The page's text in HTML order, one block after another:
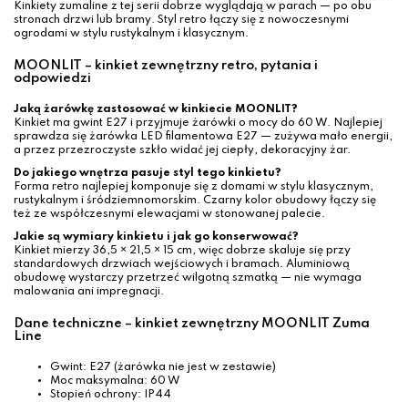
Kinkiety zumaline z tej serii dobrze wyglądają w parach — po obu
stronach drzwi lub bramy. Styl retro łączy się z nowoczesnymi
ogrodami w stylu rustykalnym i klasycznym.
MOONLIT – kinkiet zewnętrzny retro, pytania i
odpowiedzi
Jaką żarówkę zastosować w kinkiecie MOONLIT?
Kinkiet ma gwint E27 i przyjmuje żarówki o mocy do 60 W. Najlepiej
sprawdza się żarówka LED filamentowa E27 — zużywa mało energii,
a przez przezroczyste szkło widać jej ciepły, dekoracyjny żar.
Do jakiego wnętrza pasuje styl tego kinkietu?
Forma retro najlepiej komponuje się z domami w stylu klasycznym,
rustykalnym i śródziemnomorskim. Czarny kolor obudowy łączy się
też ze współczesnymi elewacjami w stonowanej palecie.
Jakie są wymiary kinkietu i jak go konserwować?
Kinkiet mierzy 36,5 × 21,5 × 15 cm, więc dobrze skaluje się przy
standardowych drzwiach wejściowych i bramach. Aluminiową
obudowę wystarczy przetrzeć wilgotną szmatką — nie wymaga
malowania ani impregnacji.
Dane techniczne – kinkiet zewnętrzny MOONLIT Zuma
Line
Gwint: E27 (żarówka nie jest w zestawie)
Moc maksymalna: 60 W
Stopień ochrony: IP44